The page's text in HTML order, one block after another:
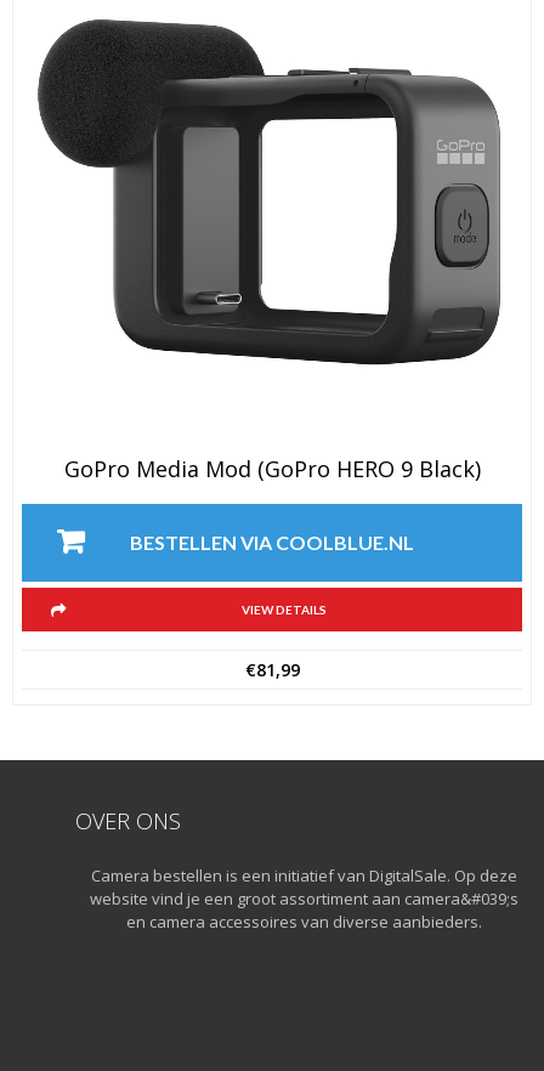
GoPro Media Mod (GoPro HERO 9 Black)
BESTELLEN VIA COOLBLUE.NL
VIEW DETAILS
€81,99
OVER ONS
Camera bestellen is een initiatief van DigitalSale. Op deze
website vind je een groot assortiment aan camera&#039;s
en camera accessoires van diverse aanbieders.